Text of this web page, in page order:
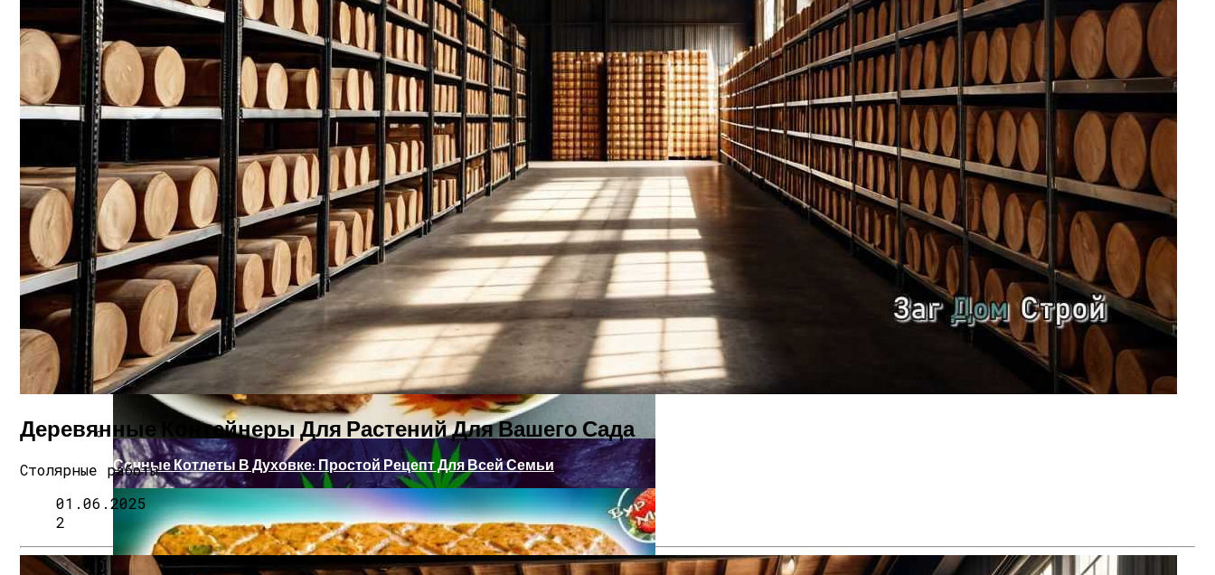
Деревянные Шпалеры И Опоры Для Растений Для Вашего Сада
Нарушения Менструального Цикла: Причины И Решения Для Женского Здоровья
Пять Правил Здоровья: Как Уберечь Семью От Меланомы
Свиной Плов На Сковороде: Простой Рецепт Для Всей Семьи
Сочные Котлеты В Духовке: Простой Рецепт Для Всей Семьи
Деревянные Контейнеры Для Растений Для Вашего Сада
Столярные работы
01.06.2025
2